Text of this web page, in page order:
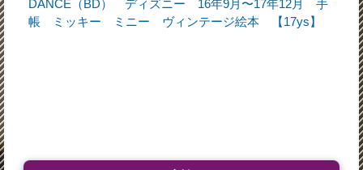
DANCE（BD） ディズニー 16年9月〜17年12月 手
帳 ミッキー ミニー ヴィンテージ絵本 【17ys】